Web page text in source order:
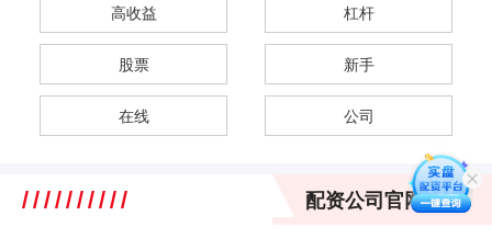
高收益 杠杆
股票 新手
在线 公司
配资公司官网